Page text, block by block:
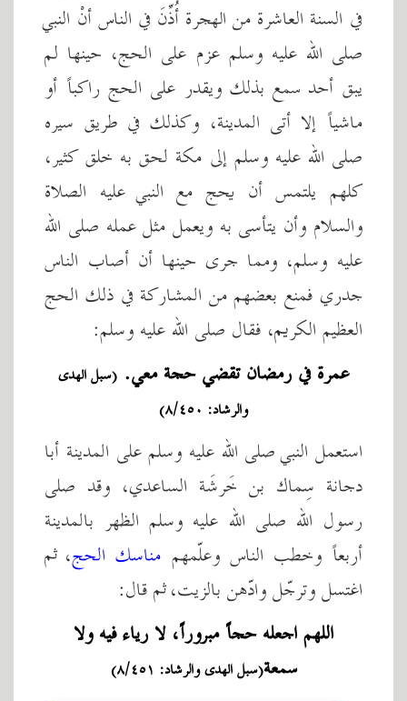
في السنة العاشرة من الهجرة أُذِّنَ في الناس أنْ النبي
صلى الله عليه وسلم عزم على الحج، حينها لم
يبق أحد سمع بذلك ويقدر على الحج راكباً أو
ماشياً إلا أتى المدينة، وكذلك في طريق سيره
صلى الله عليه وسلم إلى مكة لحق به خلق كثير،
كلهم يلتمس أن يحج مع النبي عليه الصلاة
والسلام وأن يتأسى به ويعمل مثل عمله صلى الله
عليه وسلم، ومما جرى حينها أن أصاب الناس
جدري فمنع بعضهم من المشاركة في ذلك الحج
العظيم الكريم، فقال صلى الله عليه وسلم:
عمرة في رمضان تقضي حجة معي. (سبل الهدى
والرشاد: ٨/٤٥٠)
استعمل النبي صلى الله عليه وسلم على المدينة أبا
دجانة سِماك بن خَرشَة الساعدي، وقد صلى
رسول الله صلى الله عليه وسلم الظهر بالمدينة
أربعاً وخطب الناس وعلّمهم مناسك الحج، ثم
اغتسل وترجّل وادّهن بالزيت، ثم قال:
اللهم اجعله حجاً مبروراً، لا رياء فيه ولا
سمعة(سبل الهدى والرشاد: ٨/٤٥١)